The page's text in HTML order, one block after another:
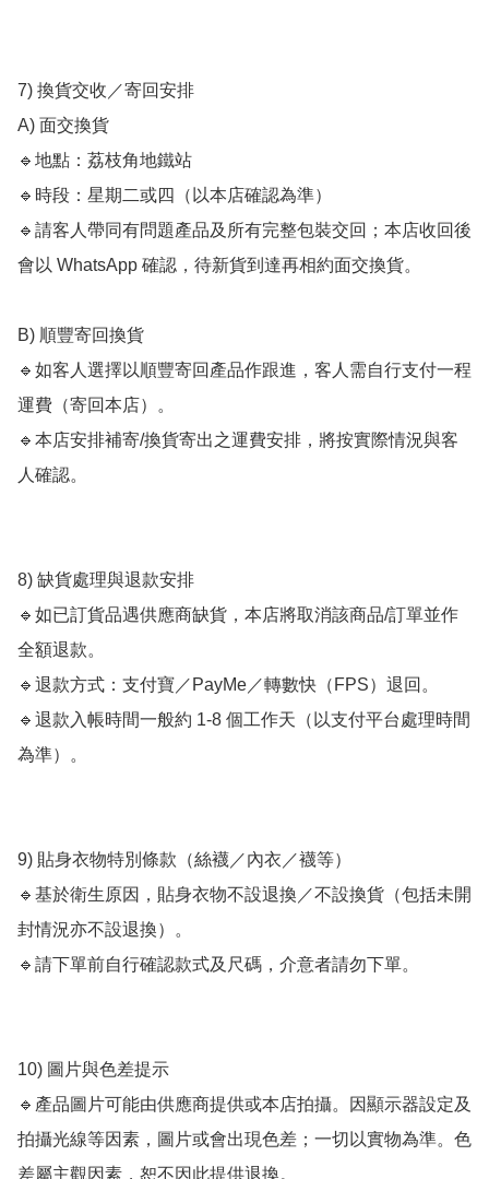
7) 換貨交收／寄回安排
A) 面交換貨
🔹地點：荔枝角地鐵站
🔹時段：星期二或四（以本店確認為準）
🔹請客人帶同有問題產品及所有完整包裝交回；本店收回後
會以 WhatsApp 確認，待新貨到達再相約面交換貨。
B) 順豐寄回換貨
🔹如客人選擇以順豐寄回產品作跟進，客人需自行支付一程
運費（寄回本店）。
🔹本店安排補寄/換貨寄出之運費安排，將按實際情況與客
人確認。
8) 缺貨處理與退款安排
🔹如已訂貨品遇供應商缺貨，本店將取消該商品/訂單並作
全額退款。
🔹退款方式：支付寶／PayMe／轉數快（FPS）退回。
🔹退款入帳時間一般約 1-8 個工作天（以支付平台處理時間
為準）。
9) 貼身衣物特別條款（絲襪／內衣／襪等）
🔹基於衛生原因，貼身衣物不設退換／不設換貨（包括未開
封情況亦不設退換）。
🔹請下單前自行確認款式及尺碼，介意者請勿下單。
10) 圖片與色差提示
🔹產品圖片可能由供應商提供或本店拍攝。因顯示器設定及
拍攝光線等因素，圖片或會出現色差；一切以實物為準。色
差屬主觀因素，恕不因此提供退換。